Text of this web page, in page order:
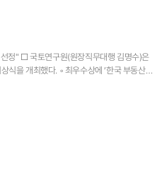
실증적으로 확인. 또한 생산가능인구 비중이
승하는 것으로 분석되어, 향후
가능성이 있는 것으로 분석 ◦ (자산가격과
소생산성을 약 0.03%p 저하시키는 요인으로
기여도가 2010년 이전 3.68%에서 2022년
조가 생산성 측면에서 부정적 영향을
형별 결정요인과 지역 고용효과에 관한
고용성장 분해-공간변이할당분석과
성 지수를 활용한 서울시 골목상권의 특성 및
를 심화시키는가?: 공간연산일반균형
조교수)·장봉규(포항공대 산업경영공학과
정" □ 국토연구원(원장직무대행 김명수)은
식을 개최했다. ◦ 최우수상에 ‘한국 부동산
및 업종 다양성 지수를 활용한 서울시